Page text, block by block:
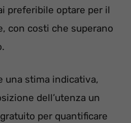
preferibile optare per il
con costi che superano
una stima indicativa,
dell’utenza un
per quantificare